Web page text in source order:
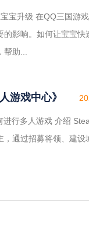
宝升级 在QQ三国游
的影响。如何让宝宝
帮助...
游戏中心》
进行多人游戏 介绍
，通过招募将领、建设